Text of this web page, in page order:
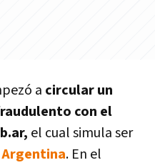
a circular un
con el
el cual simula ser
Argentina. En el